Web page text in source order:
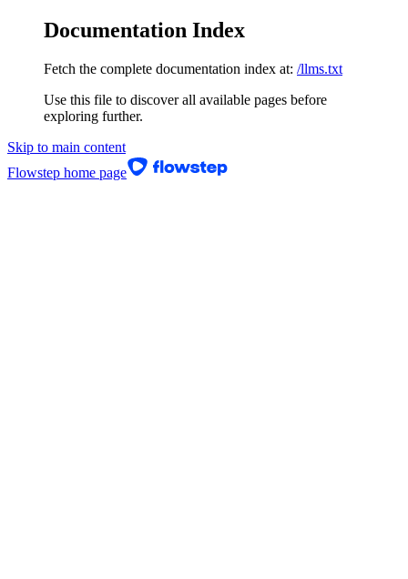
Documentation Index
Fetch the complete documentation index at: /llms.txt
Use this file to discover all available pages before
exploring further.
Skip to main content
Flowstep home page